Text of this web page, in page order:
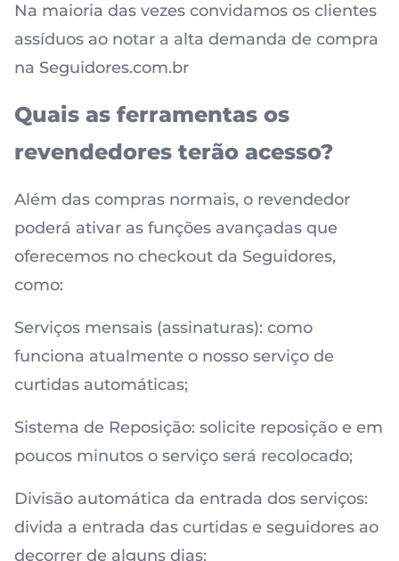
Na maioria das vezes convidamos os clientes
assíduos ao notar a alta demanda de compra
na Seguidores.com.br
Quais as ferramentas os
revendedores terão acesso?
Além das compras normais, o revendedor
poderá ativar as funções avançadas que
oferecemos no checkout da Seguidores,
como:
Serviços mensais (assinaturas): como
funciona atualmente o nosso serviço de
curtidas automáticas;
Sistema de Reposição: solicite reposição e em
poucos minutos o serviço será recolocado;
Divisão automática da entrada dos serviços:
divida a entrada das curtidas e seguidores ao
decorrer de alguns dias;